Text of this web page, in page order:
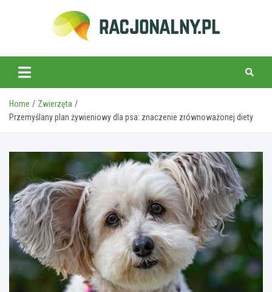
racjonalny.pl
Home
Zwierzęta
Przemyślany plan żywieniowy dla psa: znaczenie zrównoważonej diety